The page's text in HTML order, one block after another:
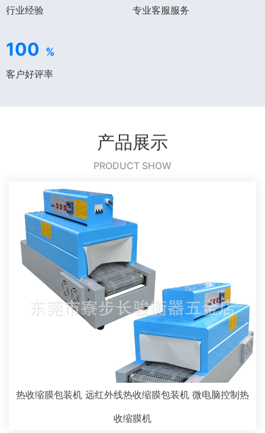
行业经验 专业客服服务
100 %
客户好评率
产品展示
PRODUCT SHOW
热收缩膜包装机 远红外线热收缩膜包装机 微电脑控制热
收缩膜机